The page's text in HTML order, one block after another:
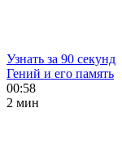
Узнать за 90 секунд
Гений и его память
00:58
2 мин